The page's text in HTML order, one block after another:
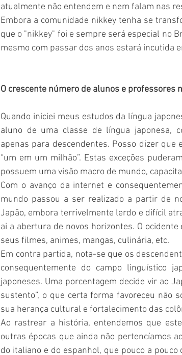
atualmente não entendem e nem falam nas
Embora a comunidade nikkey tenha se
que o "nikkey" foi e sempre será especial no
mesmo com passar dos anos estará incutida
O crescente número de alunos e professores
Quando iniciei meus estudos da língua
aluno de uma classe de língua japonesa,
apenas para descendentes. Posso dizer
“um em um milhão”. Estas exceções
possuem uma visão macro de mundo,
Com o avanço da internet e
mundo passou a ser realizado a partir de
Japão, embora terrivelmente lerdo e difícil
ai a abertura de novos horizontes. O
seus filmes, animes, mangas, culinária, etc.
Em contra partida, nota-se que os
consequentemente do campo linguístico
japoneses. Uma porcentagem decide vir ao
sustento”, o que certa forma favoreceu não
sua herança cultural e fortalecimento das
Ao rastrear a história, entendemos que
outras épocas que ainda não pertencíamos
do italiano e do espanhol, que pouco a